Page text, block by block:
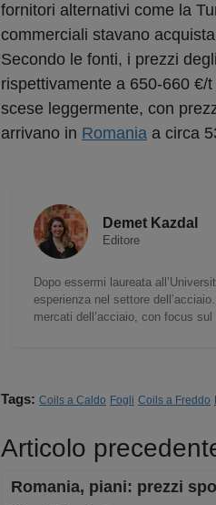
fornitori alternativi come la
commerciali stavano
Secondo le fonti, i prezzi
rispettivamente a 650-660 €/
scese leggermente, con
arrivano in Romania a circa
Demet Kazdal
Editore
Dopo essermi laureata
esperienza nel settore
mercati dell’acciaio, con focus
Tags: Coils a Caldo Fogli Coils a Freddo
Articolo
Romania, piani: prezzi